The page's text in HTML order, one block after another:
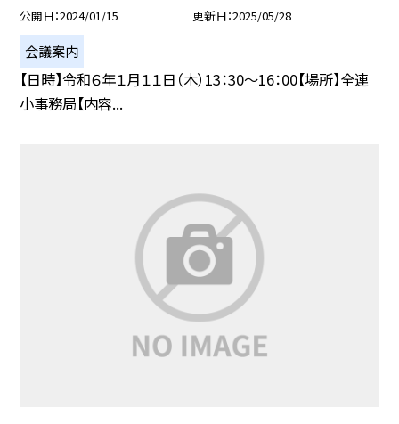
公開日 2024/01/15 更新日 2025/05/28
会議案内
【日時】令和６年１月１１日（木）13：30〜16：00【場所】全連
小事務局【内容...